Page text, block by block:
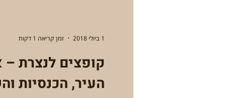
העיר, הכנסיות
1 ביולי 2018 זמן קריאה 1 דקות